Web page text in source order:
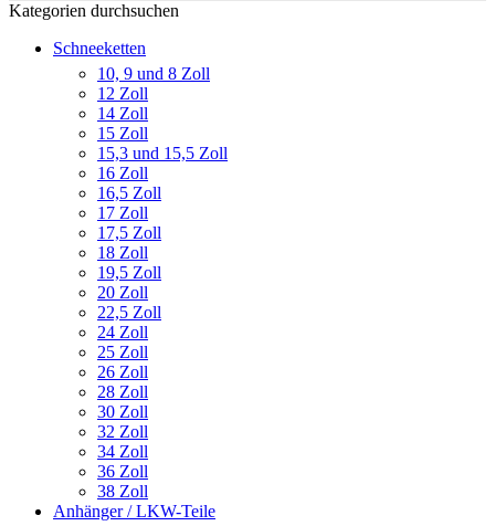
Kategorien durchsuchen
Schneeketten
10, 9 und 8 Zoll
12 Zoll
14 Zoll
15 Zoll
15,3 und 15,5 Zoll
16 Zoll
16,5 Zoll
17 Zoll
17,5 Zoll
18 Zoll
19,5 Zoll
20 Zoll
22,5 Zoll
24 Zoll
25 Zoll
26 Zoll
28 Zoll
30 Zoll
32 Zoll
34 Zoll
36 Zoll
38 Zoll
Anhänger / LKW-Teile